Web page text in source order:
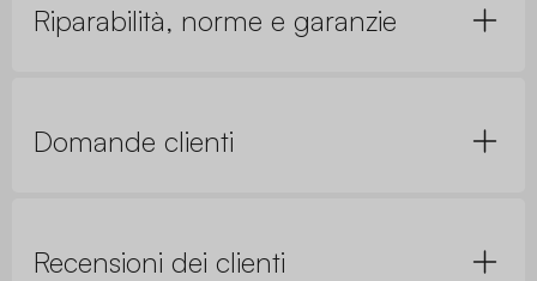
Riparabilità, norme e garanzie
Domande clienti
Recensioni dei clienti